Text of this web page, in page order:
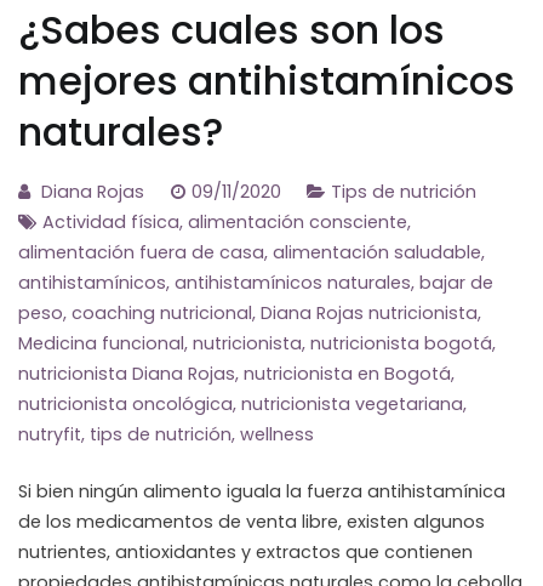
¿Sabes cuales son los
mejores antihistamínicos
naturales?
Diana Rojas 09/11/2020
Tips de nutrición
Actividad física, alimentación consciente,
alimentación fuera de casa, alimentación saludable,
antihistamínicos, antihistamínicos naturales, bajar de
peso, coaching nutricional, Diana Rojas nutricionista,
Medicina funcional, nutricionista, nutricionista bogotá,
nutricionista Diana Rojas, nutricionista en Bogotá,
nutricionista oncológica, nutricionista vegetariana,
nutryfit, tips de nutrición, wellness
Si bien ningún alimento iguala la fuerza antihistamínica
de los medicamentos de venta libre, existen algunos
nutrientes, antioxidantes y extractos que contienen